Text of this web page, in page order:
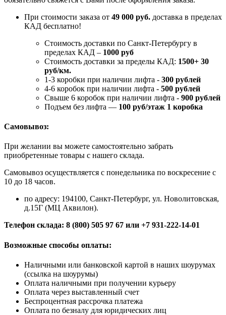
При стоимости заказа от 49 000 руб. доставка в пределах
КАД бесплатно!
Стоимость доставки по Санкт-Петербургу в
пределах КАД – 1000 руб
Стоимость доставки за пределы КАД: 1500+ 30
руб/км.
1-3 коробки при наличии лифта - 300 рублей
4-6 коробок при наличии лифта - 500 рублей
Свыше 6 коробок при наличии лифта - 900 рублей
Подъем без лифта — 100 руб/этаж 1 коробка
Самовывоз:
При желании вы можете самостоятельно забрать
приобретенные товары с нашего склада.
Самовывоз осуществляется с понедельника по воскресение с
10 до 18 часов.
по адресу: 194100, Санкт-Петербург, ул. Новолитовская,
д.15Г (МЦ Аквилон).
Телефон склада: 8 (800) 505 97 67 или +7 931-222-14-01
Возможные способы оплаты:
Наличными или банковской картой в наших шоурумах
(ссылка на шоурумы)
Оплата наличными при получении курьеру
Оплата через выставленный счет
Беспроцентная рассрочка платежа
Оплата по безналу для юридических лиц